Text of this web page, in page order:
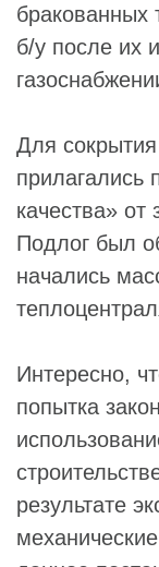
бракованных
б/у после их
Для
прилагались
качества» от
Подлог был
начались
Интересно,
попытка
результате